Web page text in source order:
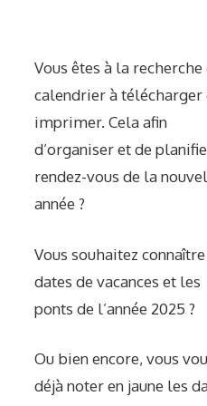
Vous êtes à la recherche
calendrier à télécharger
imprimer. Cela afin
d’organiser et de
rendez-vous de la
année ?
Vous souhaitez
dates de vacances et les
ponts de l’année 2025 ?
Ou bien encore, vous
déjà noter en jaune les